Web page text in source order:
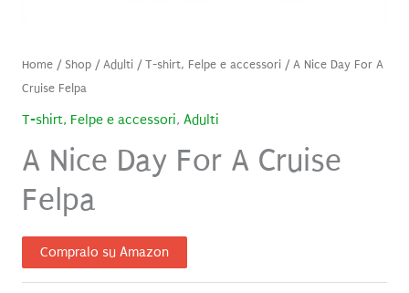
Home/ Shop/Adulti/T-shirt, Felpe e accessori/ A Nice Day For A
Cruise Felpa
T-shirt, Felpe e accessori, Adulti
A Nice Day For A Cruise
Felpa
Compralo su Amazon